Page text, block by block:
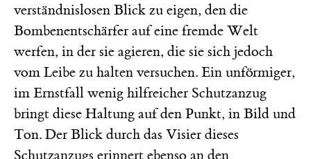
verständnislosen Blick zu eigen, den die
Bombenentschärfer auf eine fremde Welt
werfen, in der sie agieren, die sie sich jedoch
vom Leibe zu halten versuchen. Ein unförmiger,
im Ernstfall wenig hilfreicher Schutzanzug
bringt diese Haltung auf den Punkt, in Bild und
Ton. Der Blick durch das Visier dieses
Schutzanzugs erinnert ebenso an den